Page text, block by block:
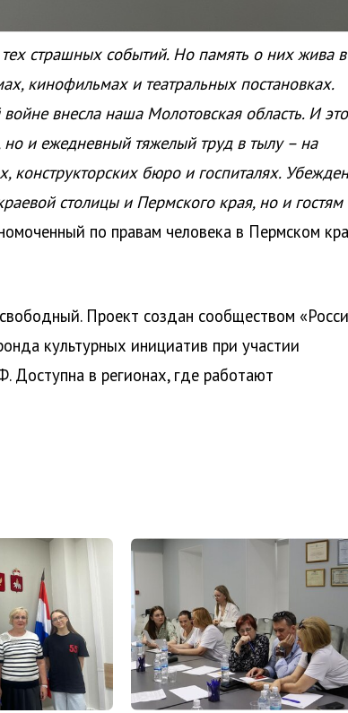
страшных событий. Но память о них жива в
кинофильмах и театральных постановках.
внесла наша Молотовская область. И это
и ежедневный тяжелый труд в тылу – на
конструкторских бюро и госпиталях.
столицы и Пермского края, но и гостям
по правам человека в Пермском
Проект создан сообществом
культурных инициатив при участии
Доступна в регионах, где работают